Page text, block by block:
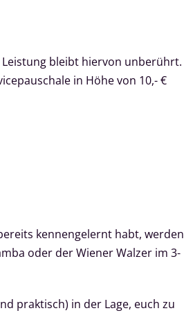
Leistung bleibt hiervon unberührt.
in Höhe von 10,- €
kennengelernt habt, werden
oder der Wiener Walzer im 3-
praktisch) in der Lage, euch zu